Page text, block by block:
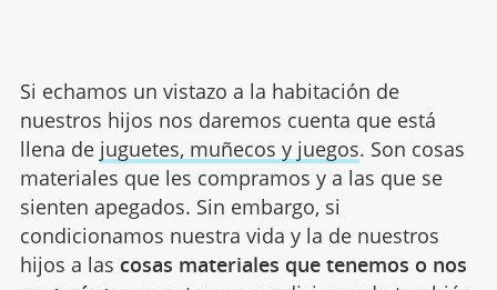
Si echamos un vistazo a la habitación de
nuestros hijos nos daremos cuenta que está
llena de juguetes, muñecos y juegos. Son cosas
materiales que les compramos y a las que se
sienten apegados. Sin embargo, si
condicionamos nuestra vida y la de nuestros
hijos a las cosas materiales que tenemos o nos